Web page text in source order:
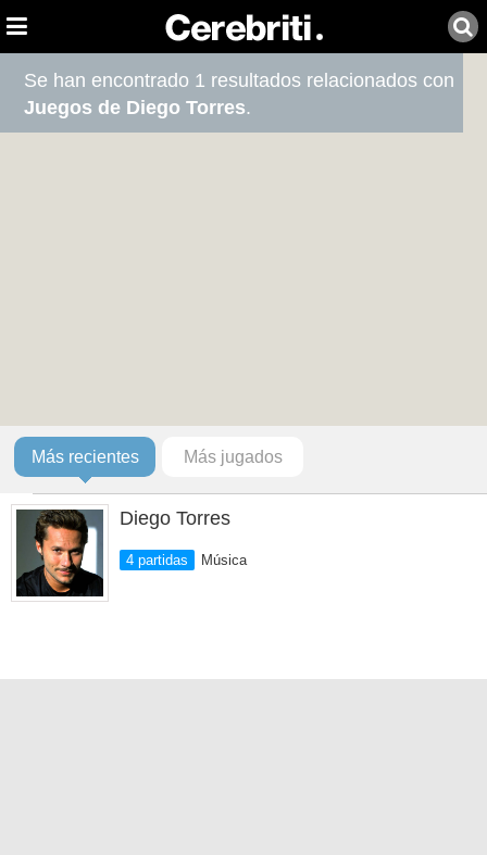
Se han encontrado 1 resultados relacionados con
Juegos de Diego Torres.
Más recientes Más jugados
Diego Torres
4 partidas Música